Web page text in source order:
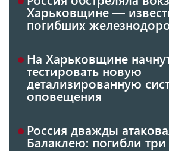
Харьковщине —
погибших
На Харьковщине
тестировать новую
детализированную
оповещения
Россия дважды
Балаклею: погибли три